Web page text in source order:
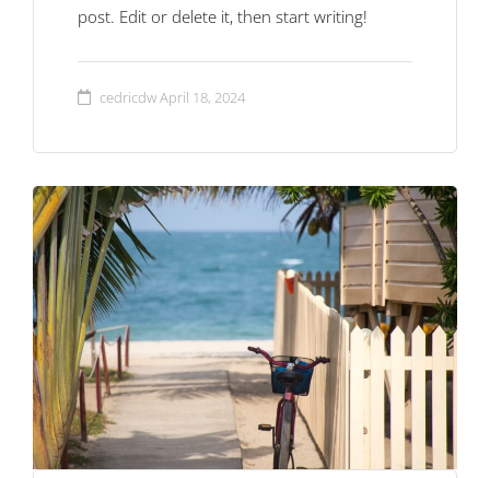
post. Edit or delete it, then start writing!
cedricdwApril 18, 2024